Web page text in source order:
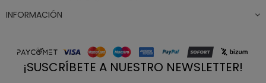
INFORMACIÓN
¡SUSCRÍBETE A NUESTRO NEWSLETTER!